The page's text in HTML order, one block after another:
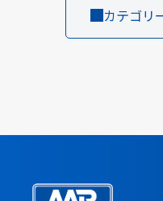
カテゴリ